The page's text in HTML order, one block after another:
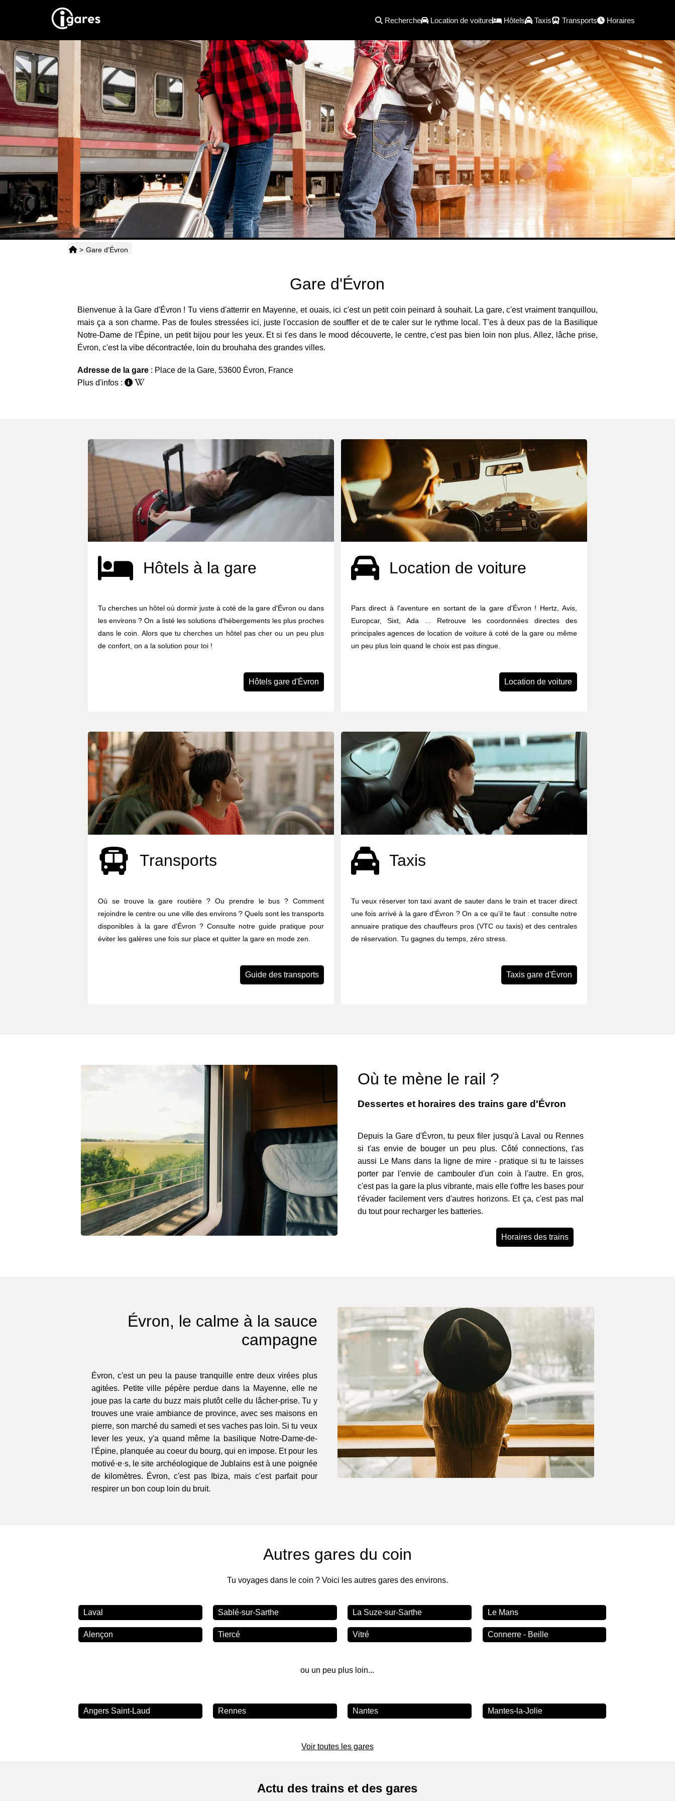
Recherche Location de voiture Hôtels Taxis Transports Horaires
> Gare d'Évron
Gare d'Évron
Bienvenue à la Gare d'Évron ! Tu viens d'atterrir en Mayenne, et ouais, ici c'est un petit coin peinard à souhait. La gare, c'est vraiment tranquillou,
mais ça a son charme. Pas de foules stressées ici, juste l'occasion de souffler et de te caler sur le rythme local. T'es à deux pas de la Basilique
Notre-Dame de l'Épine, un petit bijou pour les yeux. Et si t'es dans le mood découverte, le centre, c'est pas bien loin non plus. Allez, lâche prise,
Évron, c'est la vibe décontractée, loin du brouhaha des grandes villes.
Adresse de la gare : Place de la Gare, 53600 Évron, France
Plus d'infos :
Hôtels à la gare
Tu cherches un hôtel où dormir juste à coté de la gare d'Évron ou dans
les environs ? On a listé les solutions d'hébergements les plus proches
dans le coin. Alors que tu cherches un hôtel pas cher ou un peu plus
de confort, on a la solution pour toi !
Hôtels gare d'Évron
Location de voiture
Pars direct à l'aventure en sortant de la gare d'Évron ! Hertz, Avis,
Europcar, Sixt, Ada ... Retrouve les coordonnées directes des
principales agences de location de voiture à coté de la gare ou même
un peu plus loin quand le choix est pas dingue.
Location de voiture
Transports
Où se trouve la gare routière ? Ou prendre le bus ? Comment
rejoindre le centre ou une ville des environs ? Quels sont les transports
disponibles à la gare d'Évron ? Consulte notre guide pratique pour
éviter les galères une fois sur place et quitter la gare en mode zen.
Guide des transports
Taxis
Tu veux réserver ton taxi avant de sauter dans le train et tracer direct
une fois arrivé à la gare d'Évron ? On a ce qu’il te faut : consulte notre
annuaire pratique des chauffeurs pros (VTC ou taxis) et des centrales
de réservation. Tu gagnes du temps, zéro stress.
Taxis gare d'Évron
Où te mène le rail ?
Dessertes et horaires des trains gare d'Évron
Depuis la Gare d'Évron, tu peux filer jusqu'à Laval ou Rennes
si t'as envie de bouger un peu plus. Côté connections, t'as
aussi Le Mans dans la ligne de mire - pratique si tu te laisses
porter par l'envie de cambouler d'un coin à l'autre. En gros,
c'est pas la gare la plus vibrante, mais elle t'offre les bases pour
t'évader facilement vers d'autres horizons. Et ça, c'est pas mal
du tout pour recharger les batteries.
Horaires des trains
Évron, le calme à la sauce
campagne
Évron, c'est un peu la pause tranquille entre deux virées plus
agitées. Petite ville pépère perdue dans la Mayenne, elle ne
joue pas la carte du buzz mais plutôt celle du lâcher-prise. Tu y
trouves une vraie ambiance de province, avec ses maisons en
pierre, son marché du samedi et ses vaches pas loin. Si tu veux
lever les yeux, y'a quand même la basilique Notre-Dame-de-
l'Épine, planquée au coeur du bourg, qui en impose. Et pour les
motivé·e·s, le site archéologique de Jublains est à une poignée
de kilomètres. Évron, c'est pas Ibiza, mais c'est parfait pour
respirer un bon coup loin du bruit.
Autres gares du coin
Tu voyages dans le coin ? Voici les autres gares des environs.
Laval Sablé-sur-Sarthe La Suze-sur-Sarthe Le Mans
Alençon Tiercé Vitré Connerre - Beille
ou un peu plus loin...
Angers Saint-Laud Rennes Nantes Mantes-la-Jolie
Voir toutes les gares
Actu des trains et des gares